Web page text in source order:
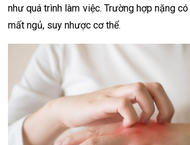
như quá trình làm việc. Trường hợp nặng
mất ngủ, suy nhược cơ thể.